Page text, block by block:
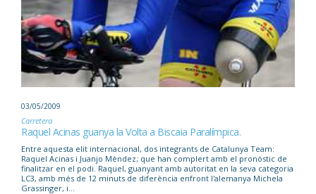
03/05/2009
Carretera
Raquel Acinas guanya la Volta a Biscaia Paralímpica.
Entre aquesta elit internacional, dos integrants de Catalunya Team:
Raquel Acinas i Juanjo Mèndez; que han complert amb el pronòstic de
finalitzar en el podi. Raquel, guanyant amb autoritat en la seva categoria
LC3, amb més de 12 minuts de diferència enfront l'alemanya Michela
Grassinger, i...